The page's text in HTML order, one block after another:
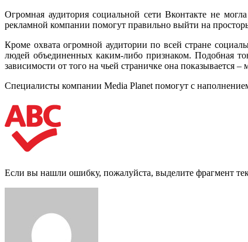
Огромная аудитория социальной сети Вконтакте не
рекламной компании помогут правильно выйти на
Кроме охвата огромной аудитории по всей стране
людей объединенных каким-либо признаком. Подобная
зависимости от того на чьей страничке она
Специалисты компании Media Planet помогут с
Если вы нашли ошибку, пожалуйста, выделите фрагмент